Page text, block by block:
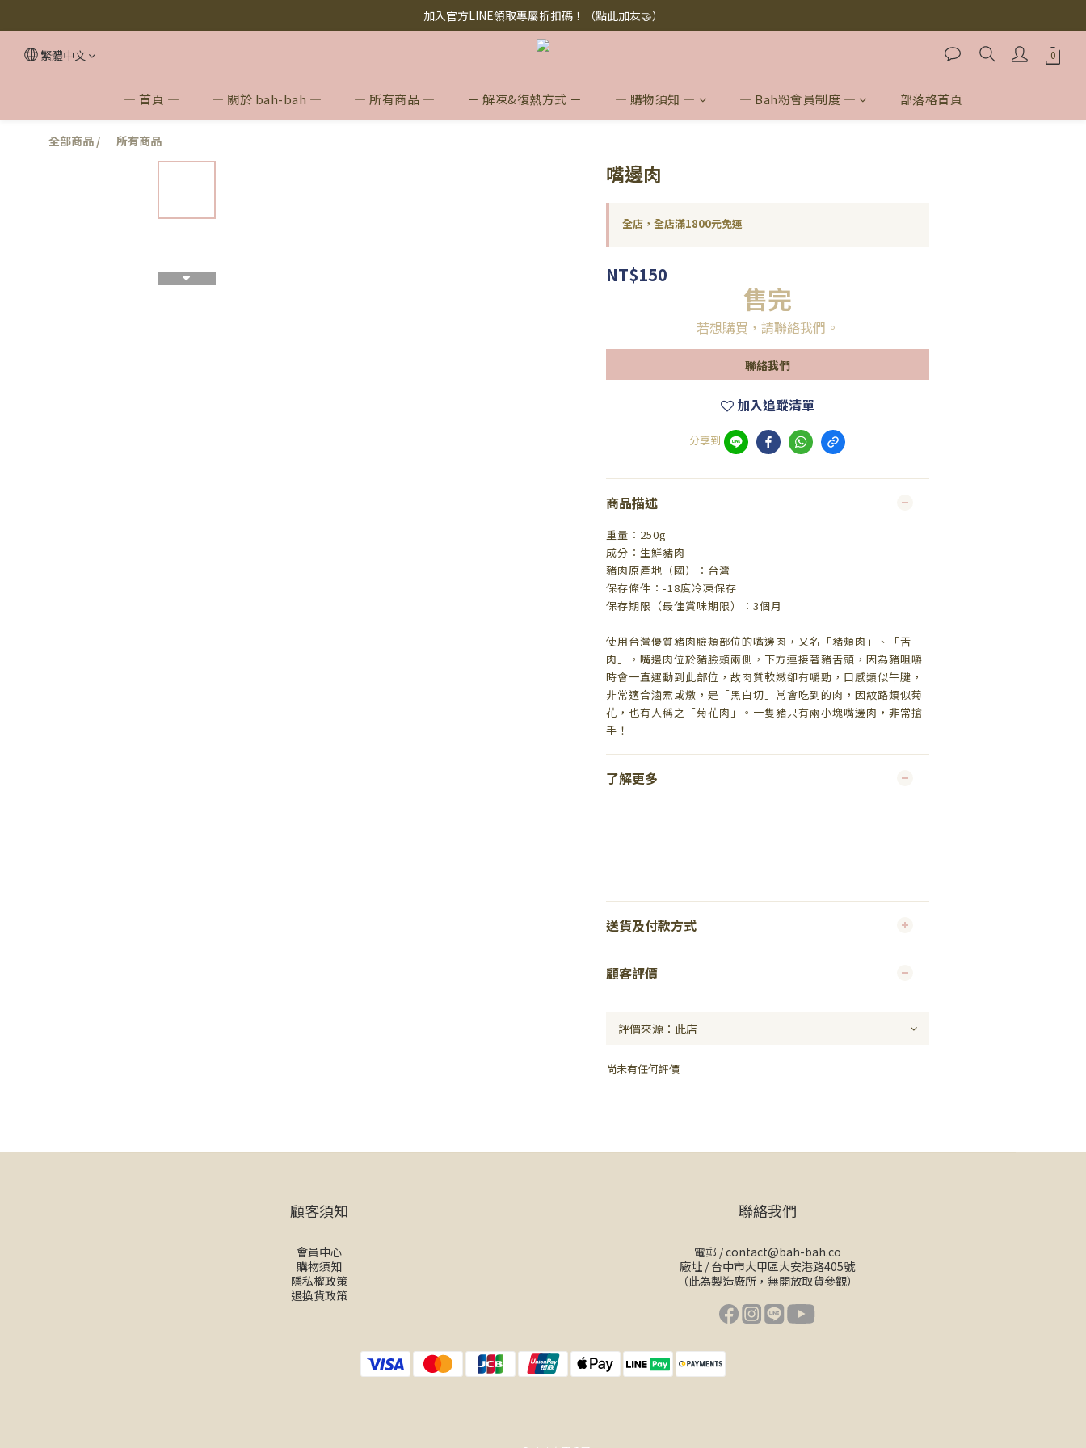
【無添加懶人料理】懶人救星，美味救援！快來下訂！買多省多！（點此下訂！）
加入官方LINE領取專屬折扣碼！（點此加友🤝）
【無添加懶人料理】懶人救星，美味救援！快來下訂！買多省多！（點此下訂！）
繁體中文
— 首頁 — — 關於 bah-bah — — 所有商品 — － 解凍&復熱方式 － — 購物須知 — — Bah粉會員制度 — 部落格首頁
全部商品 / — 所有商品 —
嘴邊肉
全店，全店滿1800元免運
NT$150
售完
若想購買，請聯絡我們。
聯絡我們
加入追蹤清單
分享到
商品描述
重量：250g
成分：生鮮豬肉
豬肉原產地（國）：台灣
保存條件：-18度冷凍保存
保存期限（最佳賞味期限）：3個月
使用台灣優質豬肉臉頰部位的嘴邊肉，又名「豬頰肉」、「舌
肉」，嘴邊肉位於豬臉頰兩側，下方連接著豬舌頭，因為豬咀嚼
時會一直運動到此部位，故肉質軟嫩卻有嚼勁，口感類似牛腱，
非常適合滷煮或燉，是「黑白切」常會吃到的肉，因紋路類似菊
花，也有人稱之「菊花肉」。一隻豬只有兩小塊嘴邊肉，非常搶
手！
了解更多
送貨及付款方式
顧客評價
尚未有任何評價
顧客須知
會員中心
購物須知
隱私權政策
退換貨政策
聯絡我們
電郵 /contact@bah-bah.co
廠址 / 台中市大甲區大安港路405號
（此為製造廠所，無開放取貨參觀）